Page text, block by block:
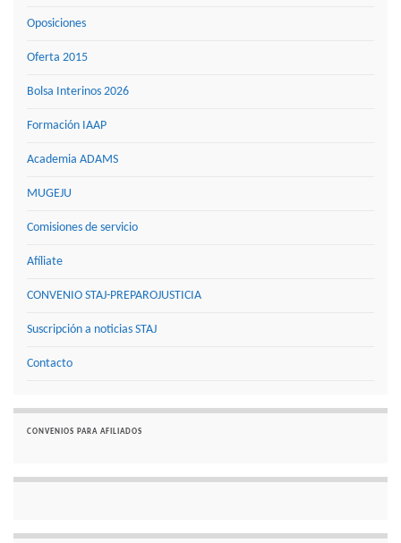
Oposiciones
Oferta 2015
Bolsa Interinos 2026
Formación IAAP
Academia ADAMS
MUGEJU
Comisiones de servicio
Afíliate
CONVENIO STAJ-PREPAROJUSTICIA
Suscripción a noticias STAJ
Contacto
CONVENIOS PARA AFILIADOS